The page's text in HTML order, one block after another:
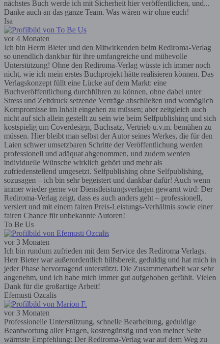
nächstes Buch werde ich mit Sicherheit hier veröffentlichen, und...
Danke auch an das ganze Team. Was wären wir ohne euch!
Isa
vor 4 Monaten
Ich bin Herrn Bieter und den Mitwirkenden beim Rediroma-Verlag
so unendlich dankbar für ihre umfangreiche und mühevolle
Unterstützung! Ohne den Rediroma-Verlag wüsste ich immer noch
nicht, wie ich mein erstes Buchprojekt hätte realisieren können. Das
Verlagskonzept füllt eine Lücke auf dem Markt: eine
Buchveröffentlichung durchführen zu können, ohne dabei unter
Stress und Zeitdruck setzende Verträge abschließen und womöglich
Kompromisse im Inhalt eingehen zu müssen; aber zeitgleich auch
nicht auf sich allein gestellt zu sein wie beim Selfpublishing und sich
kostspielig um Coverdesign, Buchsatz, Vertrieb u.v.m. bemühen zu
müssen. Hier bleibt man selbst der Autor seines Werkes, die für den
Laien schwer umsetzbaren Schritte der Veröffentlichung werden
professionell und adäquat abgenommen, und zudem werden
individuelle Wünsche wirklich gehört und mehr als
zufriedenstellend umgesetzt. Selfpublishing ohne Selfpublishing,
sozusagen – ich bin sehr begeistert und dankbar dafür! Auch wenn
immer wieder gerne vor Dienstleistungsverlagen gewarnt wird: Der
Rediroma-Verlag zeigt, dass es auch anders geht – professionell,
versiert und mit einem fairen Preis-Leistungs-Verhältnis sowie einer
fairen Chance für unbekannte Autoren!
To Be Us
vor 3 Monaten
Ich bin rundum zufrieden mit dem Service des Rediroma Verlags.
Herr Bieter war außerordentlich hilfsbereit, geduldig und hat mich in
jeder Phase hervorragend unterstützt. Die Zusammenarbeit war sehr
angenehm, und ich habe mich immer gut aufgehoben gefühlt. Vielen
Dank für die großartige Arbeit!
Efemusti Ozcalis
vor 3 Monaten
Professionelle Unterstützung, schnelle Bearbeitung, geduldige
Beantwortung aller Fragen, kostengünstig und von meiner Seite
wärmste Empfehlung: Der Rediroma-Verlag war auf dem Weg zu